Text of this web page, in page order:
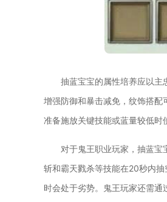
抽蓝宝宝的属性培养应以主
增强防御和暴击减免，纹饰搭
准备施放关键技能或蓝量较低时
对于鬼王职业玩家，抽蓝
斩和霸天戮杀等技能在20秒内
时会处于劣势。鬼王玩家还需通